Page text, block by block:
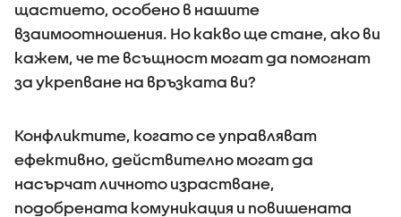
щастието, особено в нашите
взаимоотношения. Но какво ще стане, ако ви
кажем, че те всъщност могат да помогнат
за укрепване на връзката ви?
Конфликтите, когато се управляват
ефективно, действително могат да
насърчат личното израстване,
подобрената комуникация и повишената